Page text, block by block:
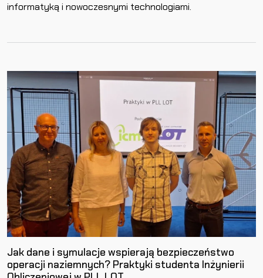
informatyką i nowoczesnymi technologiami.
Jak dane i symulacje wspierają bezpieczeństwo
operacji naziemnych? Praktyki studenta Inżynierii